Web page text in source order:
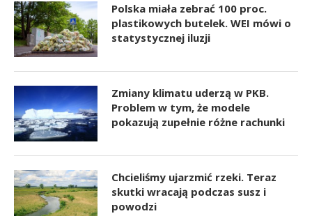
Polska miała zebrać 100 proc.
plastikowych butelek. WEI mówi o
statystycznej iluzji
Zmiany klimatu uderzą w PKB.
Problem w tym, że modele
pokazują zupełnie różne rachunki
Chcieliśmy ujarzmić rzeki. Teraz
skutki wracają podczas susz i
powodzi